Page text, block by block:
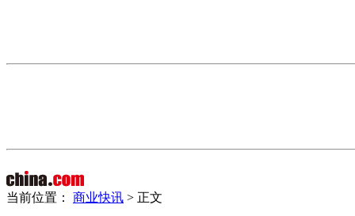
当前位置： 商业快讯 > 正文